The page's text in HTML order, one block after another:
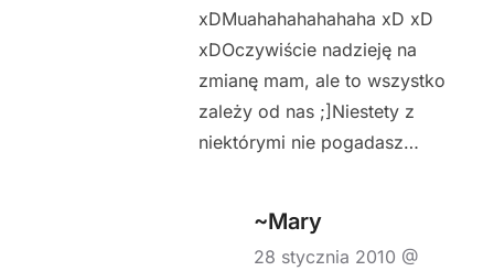
xDMuahahahahahaha xD xD
xDOczywiście nadzieję na
zmianę mam, ale to wszystko
zależy od nas ;]Niestety z
niektórymi nie pogadasz…
~Mary
28 stycznia 2010 @